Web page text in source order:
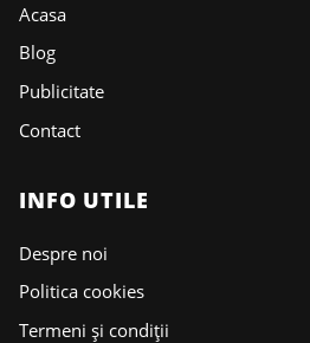
Acasa
Blog
Publicitate
Contact
INFO UTILE
Despre noi
Politica cookies
Termeni și condiții